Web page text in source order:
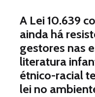
A Lei 10.639
ainda há
gestores nas
literatura
étnico-racial
lei no